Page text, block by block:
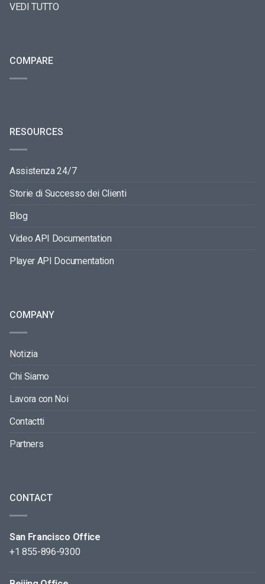
VEDI TUTTO
COMPARE
RESOURCES
Assistenza 24/7
Storie di Successo dei Clienti
Blog
Video API Documentation
Player API Documentation
COMPANY
Notizia
Chi Siamo
Lavora con Noi
Contactti
Partners
CONTACT
San Francisco Office
+1 855-896-9300